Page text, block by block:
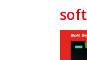
soft